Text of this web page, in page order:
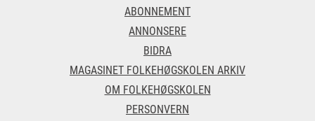
ABONNEMENT
ANNONSERE
BIDRA
MAGASINET FOLKEHØGSKOLEN ARKIV
OM FOLKEHØGSKOLEN
PERSONVERN